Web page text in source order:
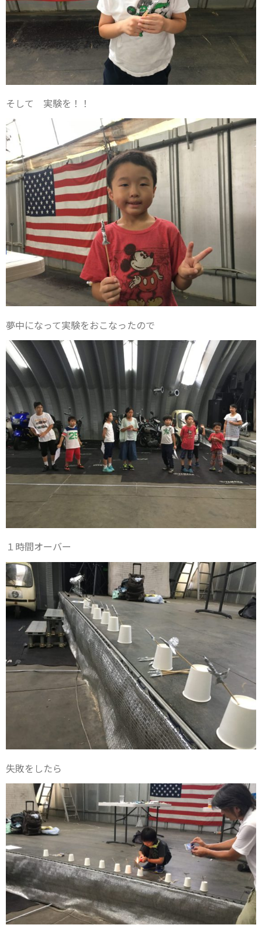
そして 実験を！！
夢中になって実験をおこなったので
１時間オーバー
失敗をしたら